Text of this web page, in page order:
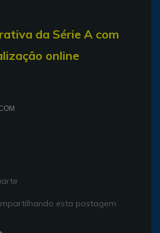
da Série A com
online
esta postagem